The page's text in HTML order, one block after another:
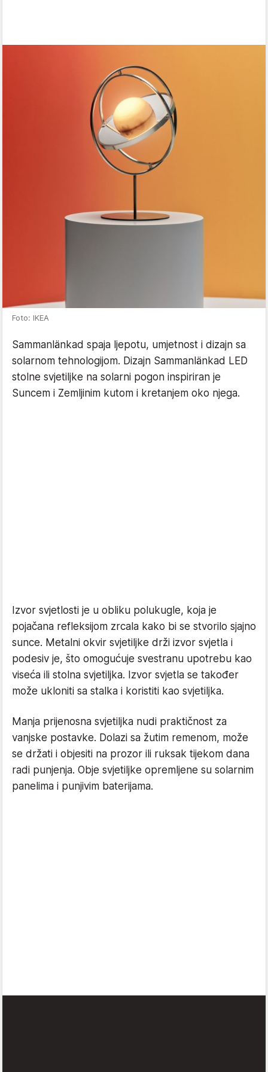
Foto: IKEA
Sammanlänkad spaja ljepotu, umjetnost i dizajn sa
solarnom tehnologijom. Dizajn Sammanlänkad LED
stolne svjetiljke na solarni pogon inspiriran je
Suncem i Zemljinim kutom i kretanjem oko njega.
Izvor svjetlosti je u obliku polukugle, koja je
pojačana refleksijom zrcala kako bi se stvorilo sjajno
sunce. Metalni okvir svjetiljke drži izvor svjetla i
podesiv je, što omogućuje svestranu upotrebu kao
viseća ili stolna svjetiljka. Izvor svjetla se također
može ukloniti sa stalka i koristiti kao svjetiljka.
Manja prijenosna svjetiljka nudi praktičnost za
vanjske postavke. Dolazi sa žutim remenom, može
se držati i objesiti na prozor ili ruksak tijekom dana
radi punjenja. Obje svjetiljke opremljene su solarnim
panelima i punjivim baterijama.